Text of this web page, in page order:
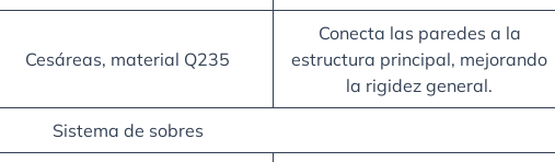
Cesáreas, material Q235
Conecta las paredes a la
estructura principal, mejorando
la rigidez general.
Sistema de sobres